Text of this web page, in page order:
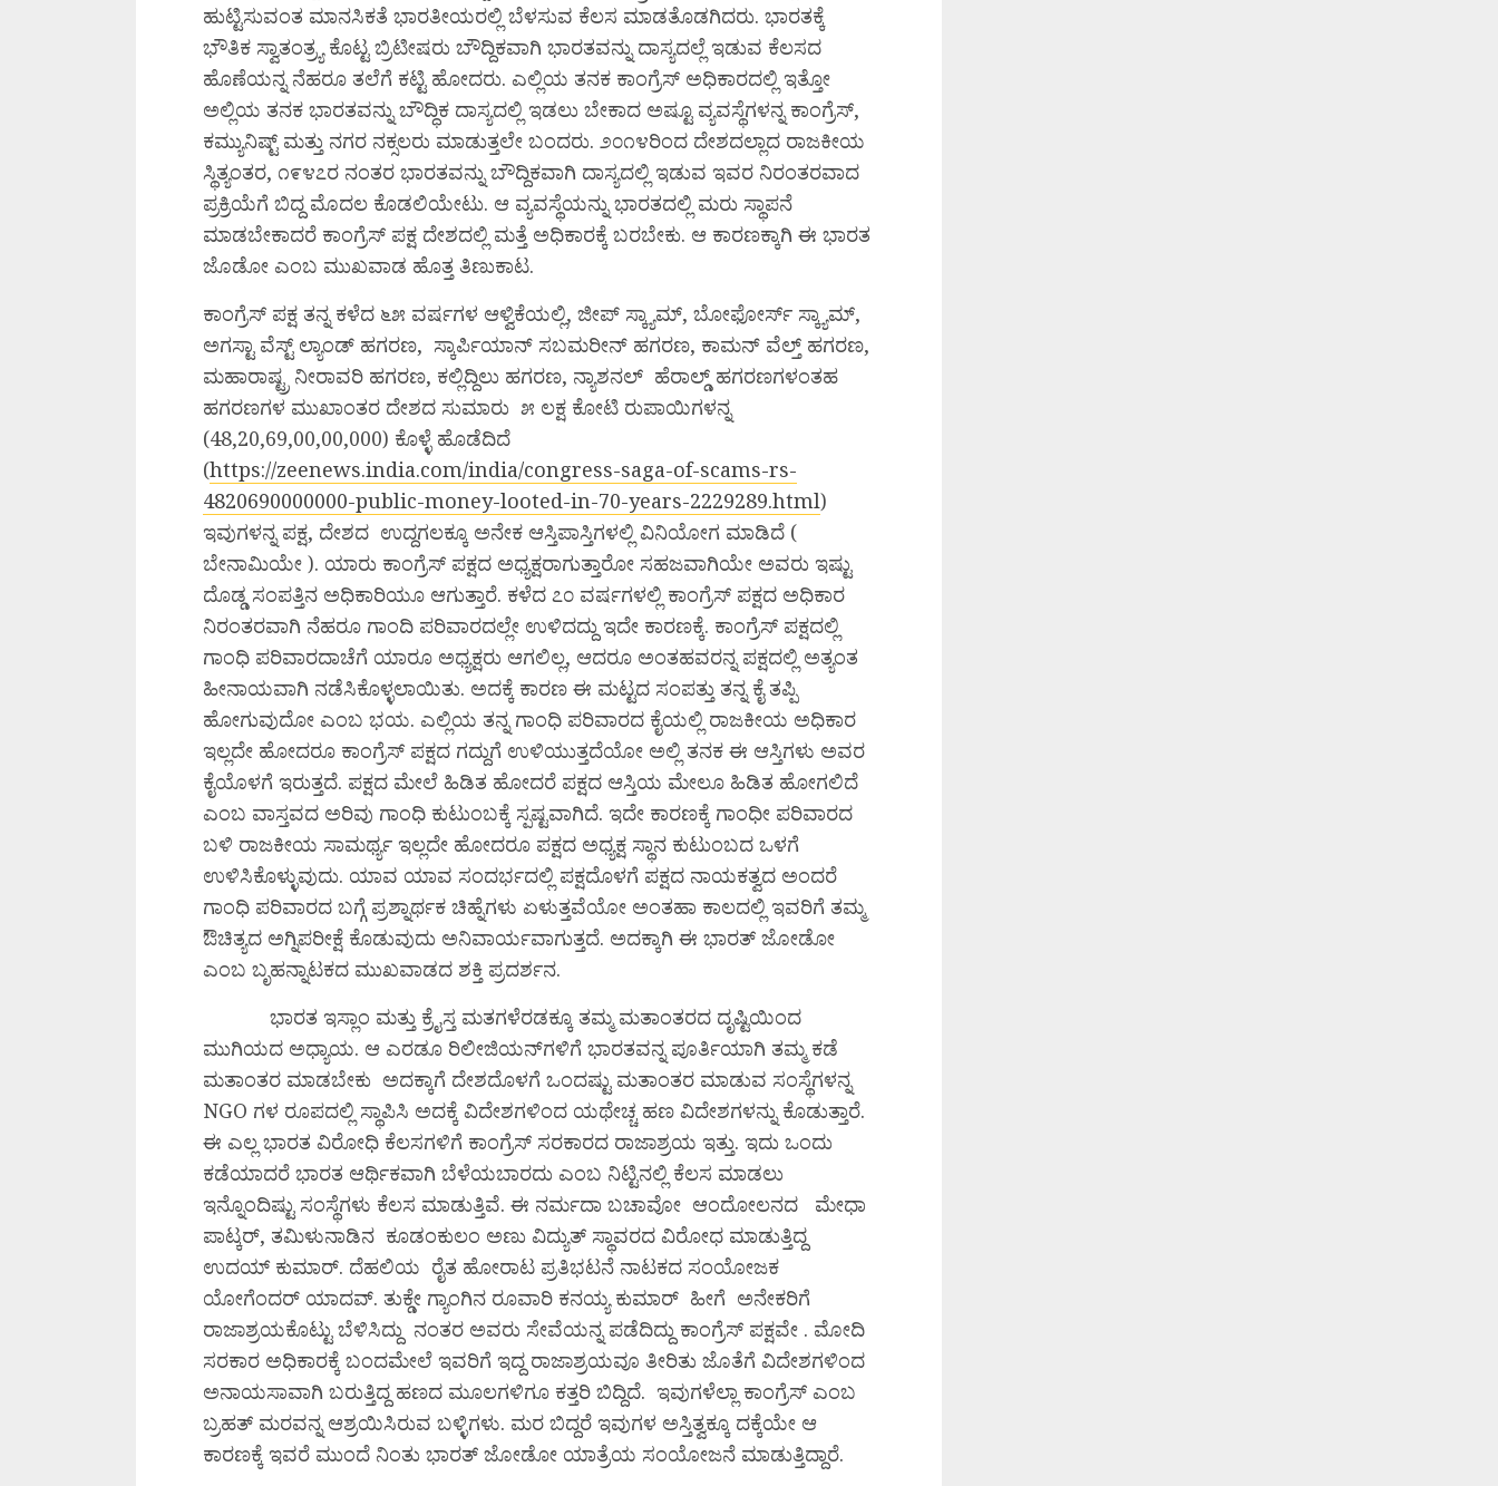
ಹುಟ್ಟಿಸುವಂತ ಮಾನಸಿಕತೆ ಭಾರತೀಯರಲ್ಲಿ ಬೆಳಸುವ ಕೆಲಸ ಮಾಡತೊಡಗಿದರು. ಭಾರತಕ್ಕೆ
ಭೌತಿಕ ಸ್ವಾತಂತ್ರ್ಯ ಕೊಟ್ಟ ಬ್ರಿಟೀಷರು ಬೌದ್ದಿಕವಾಗಿ ಭಾರತವನ್ನು ದಾಸ್ಯದಲ್ಲೆ ಇಡುವ ಕೆಲಸದ
ಹೊಣೆಯನ್ನ ನೆಹರೂ ತಲೆಗೆ ಕಟ್ಟಿ ಹೋದರು. ಎಲ್ಲಿಯ ತನಕ ಕಾಂಗ್ರೆಸ್ ಅಧಿಕಾರದಲ್ಲಿ ಇತ್ತೋ
ಅಲ್ಲಿಯ ತನಕ ಭಾರತವನ್ನು ಬೌದ್ಧಿಕ ದಾಸ್ಯದಲ್ಲಿ ಇಡಲು ಬೇಕಾದ ಅಷ್ಟೂ ವ್ಯವಸ್ಥೆಗಳನ್ನ ಕಾಂಗ್ರೆಸ್,
ಕಮ್ಯುನಿಷ್ಟ್‌ ಮತ್ತು ನಗರ ನಕ್ಸಲರು ಮಾಡುತ್ತಲೇ ಬಂದರು. ೨೦೧೪ರಿಂದ ದೇಶದಲ್ಲಾದ ರಾಜಕೀಯ
ಸ್ಥಿತ್ಯಂತರ, ೧೯೪೭ರ ನಂತರ ಭಾರತವನ್ನು ಬೌದ್ದಿಕವಾಗಿ ದಾಸ್ಯದಲ್ಲಿ ಇಡುವ ಇವರ ನಿರಂತರವಾದ
ಪ್ರಕ್ರಿಯೆಗೆ ಬಿದ್ದ ಮೊದಲ ಕೊಡಲಿಯೇಟು. ಆ ವ್ಯವಸ್ಥೆಯನ್ನು ಭಾರತದಲ್ಲಿ ಮರು ಸ್ಥಾಪನೆ
ಮಾಡಬೇಕಾದರೆ ಕಾಂಗ್ರೆಸ್‌ ಪಕ್ಷ ದೇಶದಲ್ಲಿ ಮತ್ತೆ ಅಧಿಕಾರಕ್ಕೆ ಬರಬೇಕು. ಆ ಕಾರಣಕ್ಕಾಗಿ ಈ ಭಾರತ
ಜೊಡೋ ಎಂಬ ಮುಖವಾಡ ಹೊತ್ತ ತಿಣುಕಾಟ.
ಕಾಂಗ್ರೆಸ್‌ ಪಕ್ಷ ತನ್ನ ಕಳೆದ ೬೫ ವರ್ಷಗಳ ಆಳ್ವಿಕೆಯಲ್ಲಿ, ಜೀಪ್‌ ಸ್ಕ್ಯಾಮ್‌, ಬೋಫೋರ್ಸ್‌ ಸ್ಕ್ಯಾಮ್,
ಅಗಸ್ಟಾ ವೆಸ್ಟ್ ಲ್ಯಾಂಡ್‌ ಹಗರಣ, ಸ್ಕಾರ್ಪಿಯಾನ್‌ ಸಬಮರೀನ್‌ ಹಗರಣ, ಕಾಮನ್‌ ವೆಲ್ತ್‌ ಹಗರಣ,
ಮಹಾರಾಷ್ಟ್ರ ನೀರಾವರಿ ಹಗರಣ, ಕಲ್ಲಿದ್ದಿಲು ಹಗರಣ, ನ್ಯಾಶನಲ್‌ ಹೆರಾಲ್ಡ್ ಹಗರಣಗಳಂತಹ
ಹಗರಣಗಳ ಮುಖಾಂತರ ದೇಶದ ಸುಮಾರು ೫ ಲಕ್ಷ ಕೋಟಿ ರುಪಾಯಿಗಳನ್ನ
(48,20,69,00,00,000) ಕೊಳ್ಳೆ ಹೊಡೆದಿದೆ
(https://zeenews.india.com/india/congress-saga-of-scams-rs-
4820690000000-public-money-looted-in-70-years-2229289.html)
ಇವುಗಳನ್ನ ಪಕ್ಷ, ದೇಶದ ಉದ್ದಗಲಕ್ಕೂ ಅನೇಕ ಆಸ್ತಿಪಾಸ್ತಿಗಳಲ್ಲಿ ವಿನಿಯೋಗ ಮಾಡಿದೆ (
ಬೇನಾಮಿಯೇ ). ಯಾರು ಕಾಂಗ್ರೆಸ್ ಪಕ್ಷದ ಅಧ್ಯಕ್ಷರಾಗುತ್ತಾರೋ ಸಹಜವಾಗಿಯೇ ಅವರು ಇಷ್ಟು
ದೊಡ್ಡ ಸಂಪತ್ತಿನ ಅಧಿಕಾರಿಯೂ ಆಗುತ್ತಾರೆ. ಕಳೆದ ೭೦ ವರ್ಷಗಳಲ್ಲಿ ಕಾಂಗ್ರೆಸ್‌ ಪಕ್ಷದ ಅಧಿಕಾರ
ನಿರಂತರವಾಗಿ ನೆಹರೂ ಗಾಂದಿ ಪರಿವಾರದಲ್ಲೇ ಉಳಿದದ್ದು ಇದೇ ಕಾರಣಕ್ಕೆ. ಕಾಂಗ್ರೆಸ್‌ ಪಕ್ಷದಲ್ಲಿ
ಗಾಂಧಿ ಪರಿವಾರದಾಚೆಗೆ ಯಾರೂ ಅಧ್ಯಕ್ಷರು ಆಗಲಿಲ್ಲ, ಆದರೂ ಅಂತಹವರನ್ನ ಪಕ್ಷದಲ್ಲಿ ಅತ್ಯಂತ
ಹೀನಾಯವಾಗಿ ನಡೆಸಿಕೊಳ್ಳಲಾಯಿತು. ಅದಕ್ಕೆ ಕಾರಣ ಈ ಮಟ್ಟದ ಸಂಪತ್ತು ತನ್ನ ಕೈ ತಪ್ಪಿ
ಹೋಗುವುದೋ ಎಂಬ ಭಯ. ಎಲ್ಲಿಯ ತನ್ನ ಗಾಂಧಿ ಪರಿವಾರದ ಕೈಯಲ್ಲಿ ರಾಜಕೀಯ ಅಧಿಕಾರ
ಇಲ್ಲದೇ ಹೋದರೂ ಕಾಂಗ್ರೆಸ್ ಪಕ್ಷದ ಗದ್ದುಗೆ ಉಳಿಯುತ್ತದೆಯೋ ಅಲ್ಲಿ ತನಕ ಈ ಆಸ್ತಿಗಳು ಅವರ
ಕೈಯೊಳಗೆ ಇರುತ್ತದೆ. ಪಕ್ಷದ ಮೇಲೆ ಹಿಡಿತ ಹೋದರೆ ಪಕ್ಷದ ಆಸ್ತಿಯ ಮೇಲೂ ಹಿಡಿತ ಹೋಗಲಿದೆ
ಎಂಬ ವಾಸ್ತವದ ಅರಿವು ಗಾಂಧಿ ಕುಟುಂಬಕ್ಕೆ ಸ್ಪಷ್ಟವಾಗಿದೆ. ಇದೇ ಕಾರಣಕ್ಕೆ ಗಾಂಧೀ ಪರಿವಾರದ
ಬಳಿ ರಾಜಕೀಯ ಸಾಮರ್ಥ್ಯ ಇಲ್ಲದೇ ಹೋದರೂ ಪಕ್ಷದ ಅಧ್ಯಕ್ಷ ಸ್ಥಾನ ಕುಟುಂಬದ ಒಳಗೆ
ಉಳಿಸಿಕೊಳ್ಳುವುದು. ಯಾವ ಯಾವ ಸಂದರ್ಭದಲ್ಲಿ ಪಕ್ಷದೊಳಗೆ ಪಕ್ಷದ ನಾಯಕತ್ವದ ಅಂದರೆ
ಗಾಂಧಿ ಪರಿವಾರದ ಬಗ್ಗೆ ಪ್ರಶ್ನಾರ್ಥಕ ಚಿಹ್ನೆಗಳು ಏಳುತ್ತವೆಯೋ ಅಂತಹಾ ಕಾಲದಲ್ಲಿ ಇವರಿಗೆ ತಮ್ಮ
ಔಚಿತ್ಯದ ಅಗ್ನಿಪರೀಕ್ಷೆ ಕೊಡುವುದು ಅನಿವಾರ್ಯವಾಗುತ್ತದೆ. ಅದಕ್ಕಾಗಿ ಈ ಭಾರತ್‌ ಜೋಡೋ
ಎಂಬ ಬೃಹನ್ನಾಟಕದ ಮುಖವಾಡದ ಶಕ್ತಿ ಪ್ರದರ್ಶನ.
ಭಾರತ ಇಸ್ಲಾಂ ಮತ್ತು ಕ್ರೈಸ್ತ ಮತಗಳೆರಡಕ್ಕೂ ತಮ್ಮ ಮತಾಂತರದ ದೃಷ್ಟಿಯಿಂದ
ಮುಗಿಯದ ಅಧ್ಯಾಯ. ಆ ಎರಡೂ ರಿಲೀಜಿಯನ್‌ಗಳಿಗೆ ಭಾರತವನ್ನ ಪೂರ್ತಿಯಾಗಿ ತಮ್ಮ ಕಡೆ
ಮತಾಂತರ ಮಾಡಬೇಕು ಅದಕ್ಕಾಗೆ ದೇಶದೊಳಗೆ ಒಂದಷ್ಟು ಮತಾಂತರ ಮಾಡುವ ಸಂಸ್ಥೆಗಳನ್ನ
NGO ಗಳ ರೂಪದಲ್ಲಿ ಸ್ಥಾಪಿಸಿ ಅದಕ್ಕೆ ವಿದೇಶಗಳಿಂದ ಯಥೇಚ್ಚ ಹಣ ವಿದೇಶಗಳನ್ನು ಕೊಡುತ್ತಾರೆ.
ಈ ಎಲ್ಲ ಭಾರತ ವಿರೋಧಿ ಕೆಲಸಗಳಿಗೆ ಕಾಂಗ್ರೆಸ್ ಸರಕಾರದ ರಾಜಾಶ್ರಯ ಇತ್ತು. ಇದು ಒಂದು
ಕಡೆಯಾದರೆ ಭಾರತ ಆರ್ಥಿಕವಾಗಿ ಬೆಳೆಯಬಾರದು ಎಂಬ ನಿಟ್ಟಿನಲ್ಲಿ ಕೆಲಸ ಮಾಡಲು
ಇನ್ನೊಂದಿಷ್ಟು ಸಂಸ್ಥೆಗಳು ಕೆಲಸ ಮಾಡುತ್ತಿವೆ. ಈ ನರ್ಮದಾ ಬಚಾವೋ ಆಂದೋಲನದ ಮೇಧಾ
ಪಾಟ್ಕರ್‌, ತಮಿಳುನಾಡಿನ ಕೂಡಂಕುಲಂ ಅಣು ವಿದ್ಯುತ್‌ ಸ್ಥಾವರದ ವಿರೋಧ ಮಾಡುತ್ತಿದ್ದ
ಉದಯ್‌ ಕುಮಾರ್.‌ ದೆಹಲಿಯ ರೈತ ಹೋರಾಟ ಪ್ರತಿಭಟನೆ ನಾಟಕದ ಸಂಯೋಜಕ
ಯೋಗೆಂದರ್‌ ಯಾದವ್.‌ ತುಕ್ಡೇ ಗ್ಯಾಂಗಿನ ರೂವಾರಿ ಕನಯ್ಯ ಕುಮಾರ್‌ ಹೀಗೆ ಅನೇಕರಿಗೆ
ರಾಜಾಶ್ರಯಕೊಟ್ಟು ಬೆಳಿಸಿದ್ದು ನಂತರ ಅವರು ಸೇವೆಯನ್ನ ಪಡೆದಿದ್ದು ಕಾಂಗ್ರೆಸ್‌ ಪಕ್ಷವೇ . ಮೋದಿ
ಸರಕಾರ ಅಧಿಕಾರಕ್ಕೆ ಬಂದಮೇಲೆ ಇವರಿಗೆ ಇದ್ದ ರಾಜಾಶ್ರಯವೂ ತೀರಿತು ಜೊತೆಗೆ ವಿದೇಶಗಳಿಂದ
ಅನಾಯಸಾವಾಗಿ ಬರುತ್ತಿದ್ದ ಹಣದ ಮೂಲಗಳಿಗೂ ಕತ್ತರಿ ಬಿದ್ದಿದೆ. ಇವುಗಳೆಲ್ಲಾ ಕಾಂಗ್ರೆಸ್‌ ಎಂಬ
ಬ್ರಹತ್‌ ಮರವನ್ನ ಆಶ್ರಯಿಸಿರುವ ಬಳ್ಳಿಗಳು. ಮರ ಬಿದ್ದರೆ ಇವುಗಳ ಅಸ್ತಿತ್ವಕ್ಕೂ ದಕ್ಕೆಯೇ ಆ
ಕಾರಣಕ್ಕೆ ಇವರೆ ಮುಂದೆ ನಿಂತು ಭಾರತ್‌ ಜೋಡೋ ಯಾತ್ರೆಯ ಸಂಯೋಜನೆ ಮಾಡುತ್ತಿದ್ದಾರೆ.